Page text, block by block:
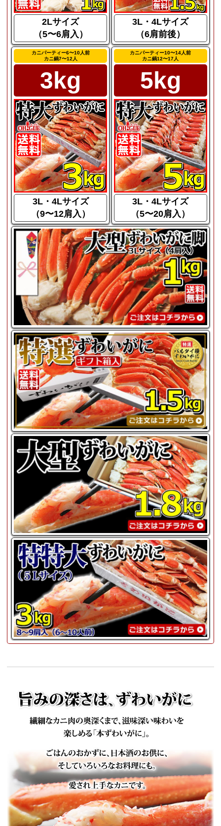
2Lサイズ
（5〜6肩入）
3L・4Lサイズ
（6肩前後）
カニパーティー6〜10人前
カニ鍋7〜12人
3kg
3L・4Lサイズ
（9〜12肩入）
カニパーティー10〜14人前
カニ鍋12〜17人
5kg
3L・4Lサイズ
（5〜20肩入）